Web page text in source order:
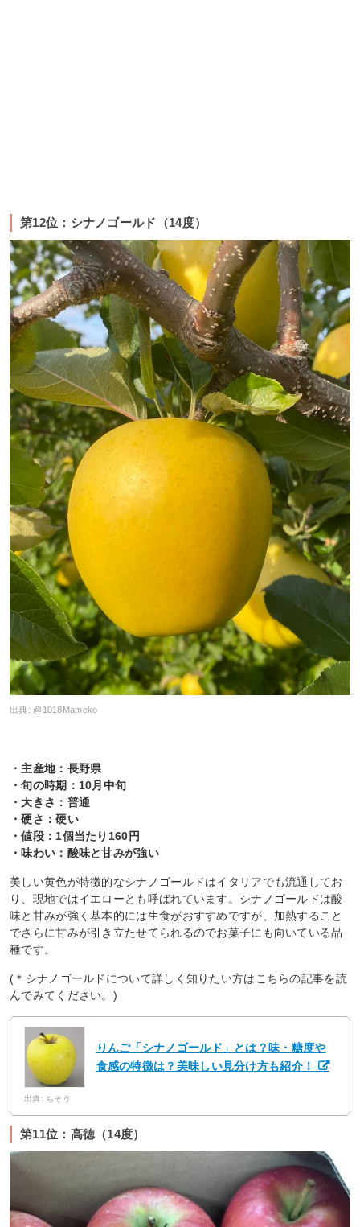
第12位：シナノゴールド（14度）
出典: @1018Mameko
・主産地：長野県
・旬の時期：10月中旬
・大きさ：普通
・硬さ：硬い
・値段：1個当たり160円
・味わい：酸味と甘みが強い
美しい黄色が特徴的なシナノゴールドはイタリアでも流通してお
り、現地ではイエローとも呼ばれています。シナノゴールドは酸
味と甘みが強く基本的には生食がおすすめですが、加熱すること
でさらに甘みが引き立たせてられるのでお菓子にも向いている品
種です。
(＊シナノゴールドについて詳しく知りたい方はこちらの記事を読
んでみてください。)
りんご「シナノゴールド」とは？味・糖度や
食感の特徴は？美味しい見分け方も紹介！
出典: ちそう
第11位：高徳（14度）